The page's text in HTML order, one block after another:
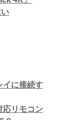
イに接続す
応リモコン